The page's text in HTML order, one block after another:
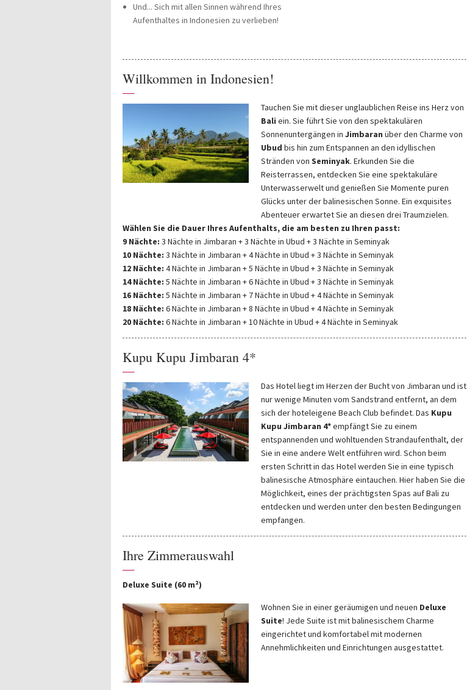
Und... Sich mit allen Sinnen während Ihres
Aufenthaltes in Indonesien zu verlieben!
Willkommen in Indonesien!
—
Tauchen Sie mit dieser unglaublichen Reise ins Herz von
Bali ein. Sie führt Sie von den spektakulären
Sonnenuntergängen in Jimbaran über den Charme von
Ubud bis hin zum Entspannen an den idyllischen
Stränden von Seminyak. Erkunden Sie die
Reisterrassen, entdecken Sie eine spektakuläre
Unterwasserwelt und genießen Sie Momente puren
Glücks unter der balinesischen Sonne. Ein exquisites
Abenteuer erwartet Sie an diesen drei Traumzielen.
Wählen Sie die Dauer Ihres Aufenthalts, die am besten zu Ihren passt:
9 Nächte: 3 Nächte in Jimbaran + 3 Nächte in Ubud + 3 Nächte in Seminyak
10 Nächte: 3 Nächte in Jimbaran + 4 Nächte in Ubud + 3 Nächte in Seminyak
12 Nächte: 4 Nächte in Jimbaran + 5 Nächte in Ubud + 3 Nächte in Seminyak
14 Nächte: 5 Nächte in Jimbaran + 6 Nächte in Ubud + 3 Nächte in Seminyak
16 Nächte: 5 Nächte in Jimbaran + 7 Nächte in Ubud + 4 Nächte in Seminyak
18 Nächte: 6 Nächte in Jimbaran + 8 Nächte in Ubud + 4 Nächte in Seminyak
20 Nächte: 6 Nächte in Jimbaran + 10 Nächte in Ubud + 4 Nächte in Seminyak
Kupu Kupu Jimbaran 4*
—
Das Hotel liegt im Herzen der Bucht von Jimbaran und ist
nur wenige Minuten vom Sandstrand entfernt, an dem
sich der hoteleigene Beach Club befindet. Das Kupu
Kupu Jimbaran 4*empfängt Sie zu einem
entspannenden und wohltuenden Strandaufenthalt, der
Sie in eine andere Welt entführen wird. Schon beim
ersten Schritt in das Hotel werden Sie in eine typisch
balinesische Atmosphäre eintauchen. Hier haben Sie die
Möglichkeit, eines der prächtigsten Spas auf Bali zu
entdecken und werden unter den besten Bedingungen
empfangen.
Ihre Zimmerauswahl
—
Deluxe Suite (60 m²)
Wohnen Sie in einer geräumigen und neuen Deluxe
Suite! Jede Suite ist mit balinesischem Charme
eingerichtet und komfortabel mit modernen
Annehmlichkeiten und Einrichtungen ausgestattet.